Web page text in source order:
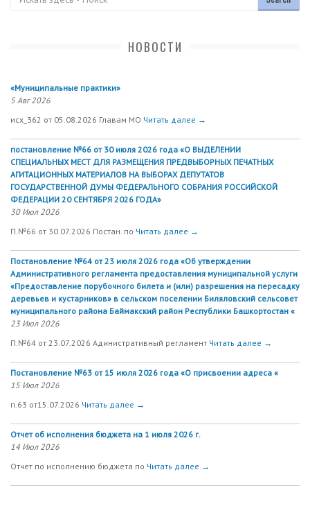
НОВОСТИ
«Муниципальные практики»
5 Авг 2026
исх_362 от 05.08.2026 Главам МО Читать далее →
постановление №66 от 30 июля 2026 года «О ВЫДЕЛЕНИИ
СПЕЦИАЛЬНЫХ МЕСТ ДЛЯ РАЗМЕЩЕНИЯ ПРЕДВЫБОРНЫХ ПЕЧАТНЫХ
АГИТАЦИОННЫХ МАТЕРИАЛОВ НА ВЫБОРАХ ДЕПУТАТОВ
ГОСУДАРСТВЕННОЙ ДУМЫ ФЕДЕРАЛЬНОГО СОБРАНИЯ РОССИЙСКОЙ
ФЕДЕРАЦИИ 20 СЕНТЯБРЯ 2026 ГОДА»
30 Июл 2026
П.№66 от 30.07.2026 Постан. по Читать далее →
Постановление №64 от 23 июля 2026 года «Об утверждении
Административного регламента предоставления муниципальной услуги
«Предоставление порубочного билета и (или) разрешения на пересадку
деревьев и кустарников» в сельском поселении Биляловский сельсовет
муниципального района Баймакский район Республики Башкортостан «
23 Июл 2026
П.№64 от 23.07.2026 Адинистративный регламент Читать далее →
Постановление №63 от 15 июля 2026 года «О присвоении адреса «
15 Июл 2026
п.63 от15.07.2026 Читать далее →
Отчет об исполнения бюджета на 1 июля 2026 г.
14 Июл 2026
Отчет по исполнению бюджета по Читать далее →